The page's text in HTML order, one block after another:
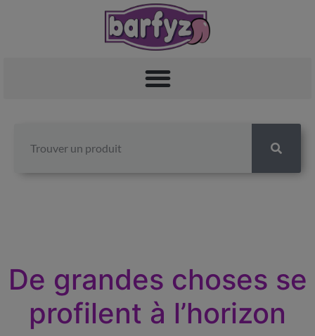
De grandes choses se
profilent à l’horizon